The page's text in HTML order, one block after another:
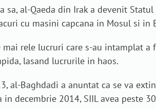
sa, al-Qaeda din Irak a devenit
cu masini capcana in Mosul si in
rele lucruri care s-au intamplat
lasand lucrurile in haos.
al-Baghdadi a anuntat ca se va
in decembrie 2014, SIIL avea